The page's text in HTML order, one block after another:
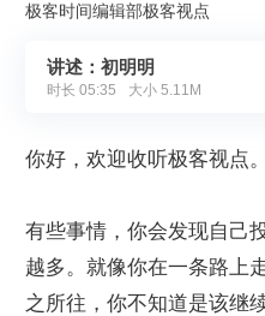
极客时间编辑部极客视点
讲述：初明明
时长 05:35 大小 5.11M
你好，欢迎收听极客视点。
有些事情，你会发现自己
越多。就像你在一条路上
之所往，你不知道是该继